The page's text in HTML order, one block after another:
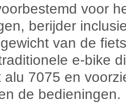
voor
berijder
van de
e-bike
alu 7075 en
de